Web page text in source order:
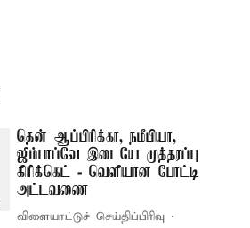
தென் ஆப்பிரிக்கா, நமீபியா,
ஜிம்பாப்வே இடையே முத்தரப்பு
கிரிக்கெட் - வெளியான போட்டி
அட்டவணை
விளையாட்டுச் செய்திப்பிரிவு